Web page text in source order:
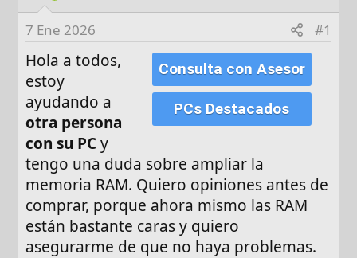
e
t
s
7 Ene 2026 #1
Consulta con Asesor
PCs Destacados
Hola a todos,
estoy
ayudando a
otra persona
con su PCy
tengo una duda sobre ampliar la
memoria RAM. Quiero opiniones antes de
comprar, porque ahora mismo las RAM
están bastante caras y quiero
asegurarme de que no haya problemas.